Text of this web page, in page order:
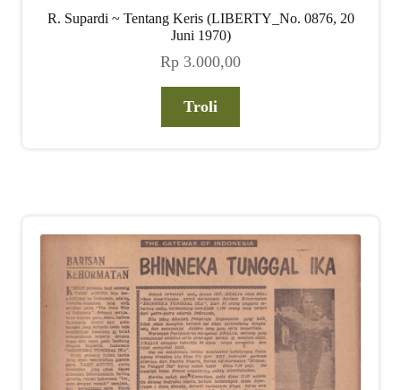
R. Supardi ~ Tentang Keris (LIBERTY_No. 0876, 20
Juni 1970)
Rp 3.000,00
Troli